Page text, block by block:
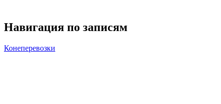
Навигация по записям
Конеперевозки